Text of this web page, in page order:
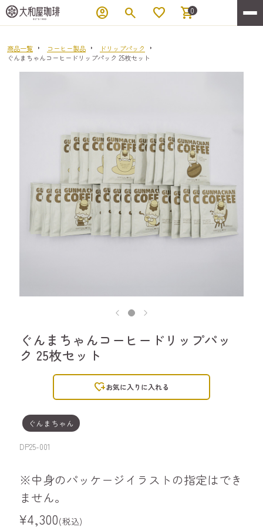
account_circle search favorite shopping_cart
0
商品一覧 コーヒー製品
ドリップパック
ぐんまちゃんコーヒードリップパック 25枚セット
ぐんまちゃんコーヒードリップパッ
ク 25枚セット
heart_plusお気に入りに入れる
ぐんまちゃん
DP25-001
※中身のパッケージイラストの指定はでき
ません。
¥4,300(税込)